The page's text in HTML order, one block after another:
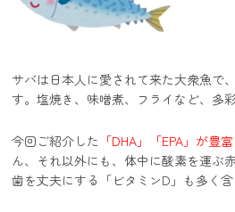
サバは日本人に愛されて来た大衆魚で
す。塩焼き、味噌煮、フライなど、多
今回ご紹介した 「DHA」「EPA」が豊富
ん、それ以外にも、体中に酸素を運ぶ
歯を丈夫にする「ビタミンD」も多く含